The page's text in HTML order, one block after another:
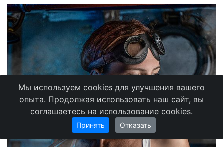
Мы используем cookies для улучшения вашего
опыта. Продолжая использовать наш сайт, вы
соглашаетесь на использование cookies.
Принять Отказать